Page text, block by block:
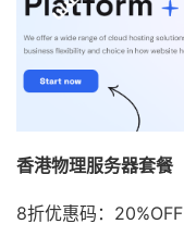
香港物理服务器套餐
8折优惠码：20%OFF